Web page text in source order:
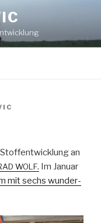
an
WOLF. Im Jan­u­ar
mit sechs wun­der­